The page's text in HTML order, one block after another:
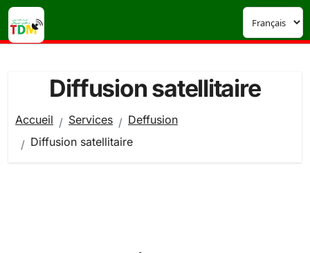
Passer
au
contenu
Diffusion satellitaire
Accueil Services
Deffusion
Diffusion satellitaire